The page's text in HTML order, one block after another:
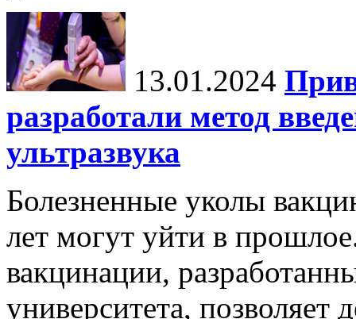
13.01.2024
разработали метод
ультразвука
Болезненные уколы
лет могут уйти в
вакцинации,
университета, позволяет